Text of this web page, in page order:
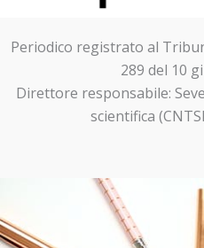
Periodico registrato al
289 del 10
Direttore responsabile:
scientifica